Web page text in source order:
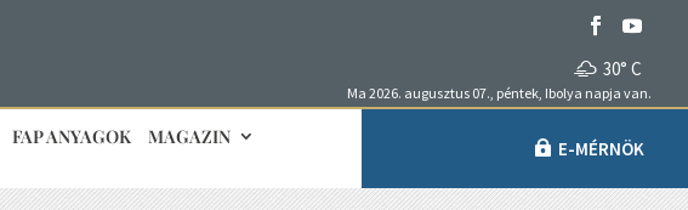
30° C
Ma 2026. augusztus 07., péntek, Ibolya napja van.
FAP ANYAGOK
MAGAZIN
E-MÉRNÖK